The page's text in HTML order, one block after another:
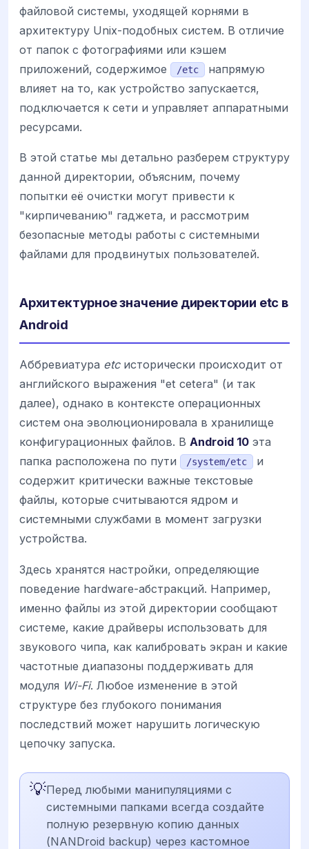
файловой системы, уходящей корнями в
архитектуру Unix-подобных систем. В отличие
от папок с фотографиями или кэшем
приложений, содержимое
/etc
напрямую
влияет на то, как устройство запускается,
подключается к сети и управляет аппаратными
ресурсами.
В этой статье мы детально разберем структуру
данной директории, объясним, почему
попытки её очистки могут привести к
"кирпичеванию" гаджета, и рассмотрим
безопасные методы работы с системными
файлами для продвинутых пользователей.
Архитектурное значение директории etc в
Android
Аббревиатура etcисторически происходит от
английского выражения "et cetera" (и так
далее), однако в контексте операционных
систем она эволюционировала в хранилище
конфигурационных файлов. В Android 10 эта
папка расположена по пути
/system/etc
и
содержит критически важные текстовые
файлы, которые считываются ядром и
системными службами в момент загрузки
устройства.
Здесь хранятся настройки, определяющие
поведение hardware-абстракций. Например,
именно файлы из этой директории сообщают
системе, какие драйверы использовать для
звукового чипа, как калибровать экран и какие
частотные диапазоны поддерживать для
модуля Wi-Fi. Любое изменение в этой
структуре без глубокого понимания
последствий может нарушить логическую
цепочку запуска.
💡Перед любыми манипуляциями с
системными папками всегда создайте
полную резервную копию данных
(NANDroid backup) через кастомное